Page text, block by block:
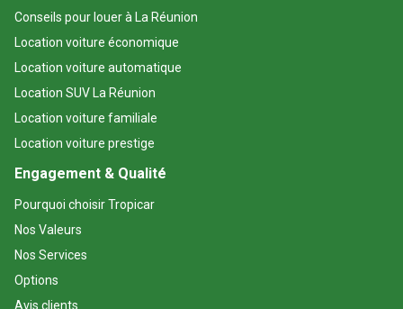
Conseils pour louer à La Réunion
Location voiture économique
Location voiture automatique
Location SUV La Réunion
Location voiture familiale
Location voiture prestige
Engagement & Qualité
Pourquoi choisir Tropicar
Nos Valeurs
Nos Services
Options
Avis clients